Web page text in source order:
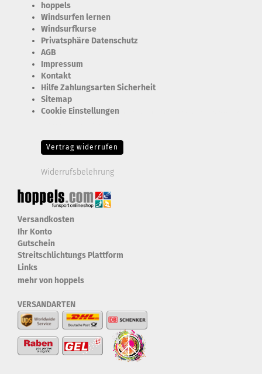
hoppels
Windsurfen lernen
Windsurfkurse
Privatsphäre Datenschutz
AGB
Impressum
Kontakt
Hilfe Zahlungsarten Sicherheit
Sitemap
Cookie Einstellungen
Vertrag widerrufen
Widerrufsbelehrung
Versandkosten
Ihr Konto
Gutschein
Streitschlichtungs Plattform
Links
mehr von hoppels
VERSANDARTEN